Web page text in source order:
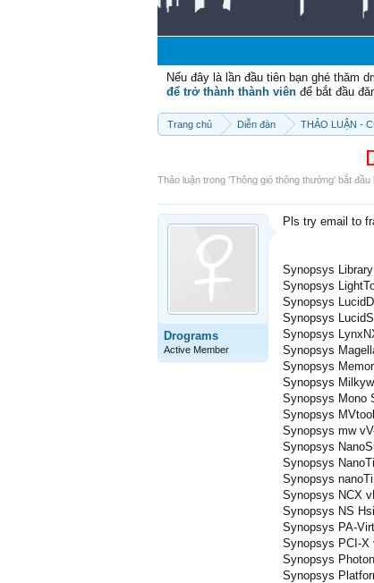
Nếu đây là lần đầu tiên bạn ghé thăm
để trở thành thành viên để bắt đầu
Trang chủ Diễn đàn THẢO LUẬN -
Thảo luận trong 'Thông gió thông thường' bắt đầu
Drograms
Active Member
Pls try email to
Synopsys
Synopsys
Synopsys
Synopsys
Synopsys
Synopsys
Synopsys
Synopsys
Synopsys Mono
Synopsys
Synopsys mw
Synopsys
Synopsys
Synopsys
Synopsys NCX
Synopsys NS
Synopsys PA-
Synopsys PCI-X
Synopsys
Synopsys